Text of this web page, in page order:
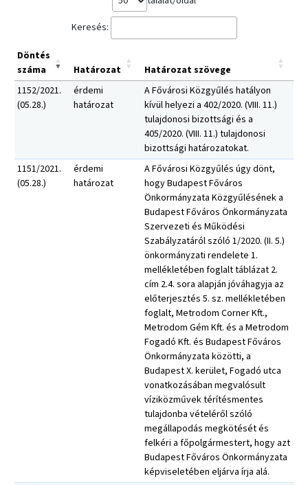
Keresés:
Döntés
száma
Határozat
Határozat szövege
1152/2021.
(05.28.)
érdemi
határozat
A Fővárosi Közgyűlés hatályon
kívül helyezi a 402/2020. (VIII. 11.)
tulajdonosi bizottsági és a
405/2020. (VIII. 11.) tulajdonosi
bizottsági határozatokat.
1151/2021.
(05.28.)
érdemi
határozat
A Fővárosi Közgyűlés úgy dönt,
hogy Budapest Főváros
Önkormányzata Közgyűlésének a
Budapest Főváros Önkormányzata
Szervezeti és Működési
Szabályzatáról szóló 1/2020. (II. 5.)
önkormányzati rendelete 1.
mellékletében foglalt táblázat 2.
cím 2.4. sora alapján jóváhagyja az
előterjesztés 5. sz. mellékletében
foglalt, Metrodom Corner Kft.,
Metrodom Gém Kft. és a Metrodom
Fogadó Kft. és Budapest Főváros
Önkormányzata közötti, a
Budapest X. kerület, Fogadó utca
vonatkozásában megvalósult
víziközművek térítésmentes
tulajdonba vételéről szóló
megállapodás megkötését és
felkéri a főpolgármestert, hogy azt
Budapest Főváros Önkormányzata
képviseletében eljárva írja alá.